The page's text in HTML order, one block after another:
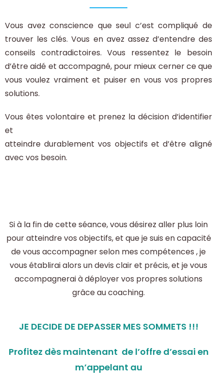
Vous avez conscience que seul c’est compliqué de
trouver les clés. Vous en avez assez d’entendre des
conseils contradictoires. Vous ressentez le besoin
d’être aidé et accompagné, pour mieux cerner ce que
vous voulez vraiment et puiser en vous vos propres
solutions.
Vous êtes volontaire et prenez la décision d’identifier
et
atteindre durablement vos objectifs et d’être aligné
avec vos besoin.
Si à la fin de cette séance, vous désirez aller plus loin
pour atteindre vos objectifs, et que je suis en capacité
de vous accompagner selon mes compétences , je
vous établirai alors un devis clair et précis, et je vous
accompagnerai à déployer vos propres solutions
grâce au coaching.
JE DECIDE DE DEPASSER MES SOMMETS !!!
Profitez dès maintenant de l’offre d’essai en
m’appelant au